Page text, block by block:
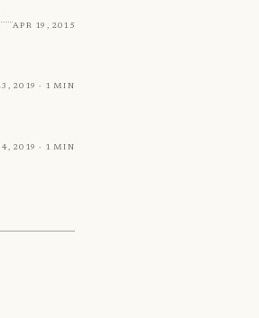
Apr 19, 2015
2019 · 1 min
2019 · 1 min